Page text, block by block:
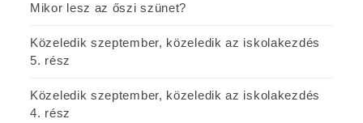
Mikor lesz az őszi szünet?
Közeledik szeptember, közeledik az iskolakezdés
5. rész
Közeledik szeptember, közeledik az iskolakezdés
4. rész